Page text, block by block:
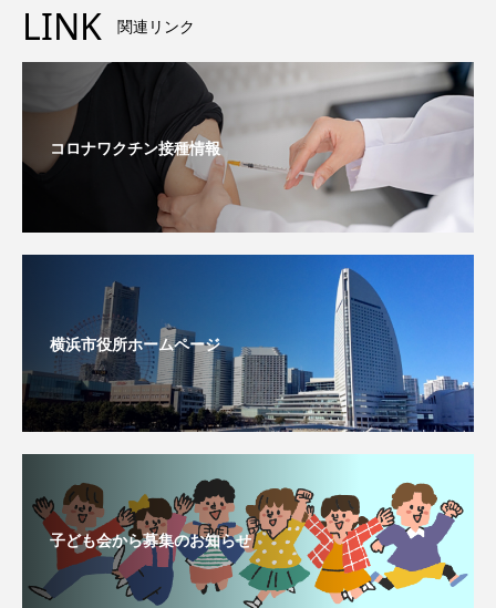
LINK 関連リンク
コロナワクチン接種情報
横浜市役所ホームページ
子ども会から募集のお知らせ